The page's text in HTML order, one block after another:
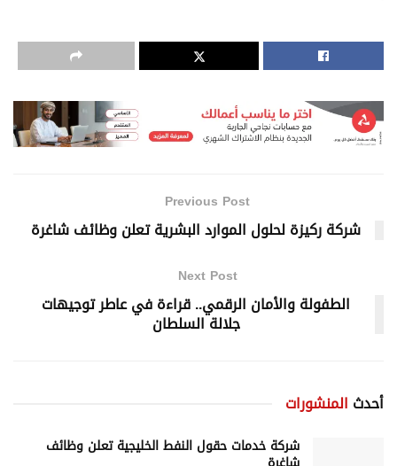
Previous Post
شركة ركيزة لحلول الموارد البشرية تعلن وظائف شاغرة
Next Post
الطفولة والأمان الرقمي.. قراءة في عاطر توجيهات
جلالة السلطان
أحدث المنشورات
شركة خدمات حقول النفط الخليجية تعلن وظائف